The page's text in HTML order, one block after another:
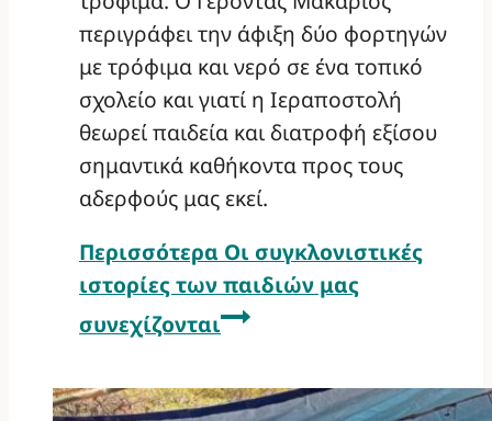
περιγράφει την άφιξη δύο φορτηγών
με τρόφιμα και νερό σε ένα τοπικό
σχολείο και γιατί η Ιεραποστολή
θεωρεί παιδεία και διατροφή εξίσου
σημαντικά καθήκοντα προς τους
αδερφούς μας εκεί.
Περισσότερα Οι συγκλονιστικές
ιστορίες των παιδιών μας
συνεχίζονται